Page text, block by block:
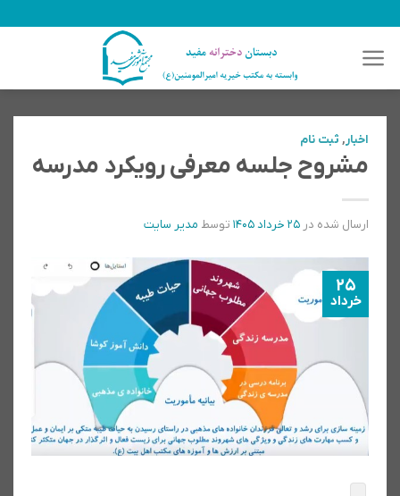
محتوا
اخبار, ثبت نام
مشروح جلسه معرفی رویکرد مدرسه
ارسال شده در ۲۵ خرداد ۱۴۰۵ توسط مدیر سایت
25
خرداد